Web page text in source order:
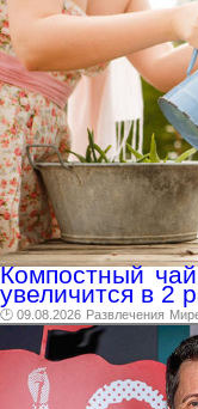
Компостный
увеличится в 2
🕑 09.08.2026 Развлечения